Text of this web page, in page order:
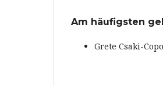
Am häufigsten
Grete Csaki-